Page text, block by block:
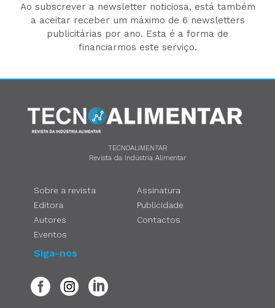
Ao subscrever a newsletter noticiosa, está também
a aceitar receber um máximo de 6 newsletters
publicitárias por ano. Esta é a forma de
financiarmos este serviço.
TECNOALIMENTAR
Revista da Indústria Alimentar
Sobre a revista
Editora
Autores
Eventos
Assinatura
Publicidade
Contactos
Siga-nos